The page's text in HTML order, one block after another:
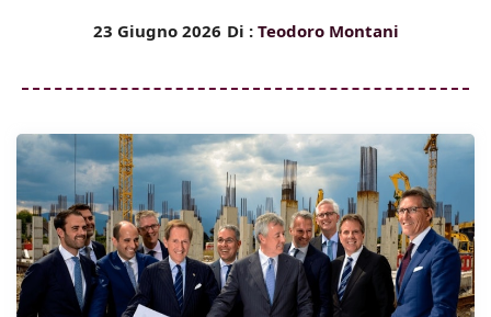
23 Giugno 2026 Di : Teodoro Montani